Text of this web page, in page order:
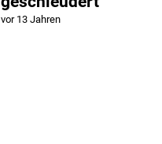
vor 13 Jahren